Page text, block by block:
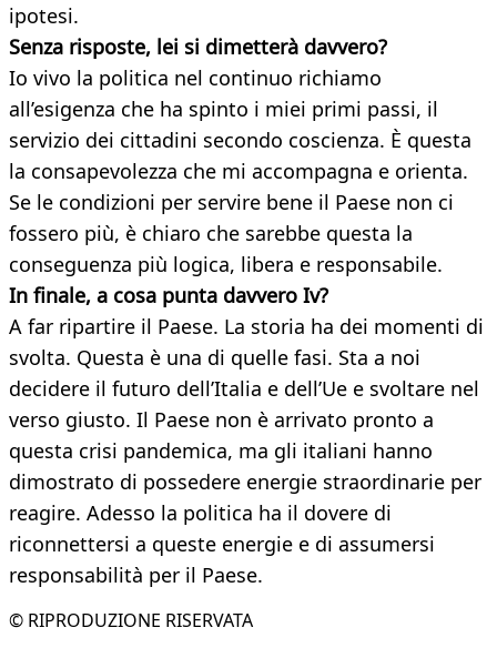
ipotesi.
Senza risposte, lei si dimetterà davvero?
Io vivo la politica nel continuo richiamo
all’esigenza che ha spinto i miei primi passi, il
servizio dei cittadini secondo coscienza. È questa
la consapevolezza che mi accompagna e orienta.
Se le condizioni per servire bene il Paese non ci
fossero più, è chiaro che sarebbe questa la
conseguenza più logica, libera e responsabile.
In finale, a cosa punta davvero Iv?
A far ripartire il Paese. La storia ha dei momenti di
svolta. Questa è una di quelle fasi. Sta a noi
decidere il futuro dell’Italia e dell’Ue e svoltare nel
verso giusto. Il Paese non è arrivato pronto a
questa crisi pandemica, ma gli italiani hanno
dimostrato di possedere energie straordinarie per
reagire. Adesso la politica ha il dovere di
riconnettersi a queste energie e di assumersi
responsabilità per il Paese.
© RIPRODUZIONE RISERVATA